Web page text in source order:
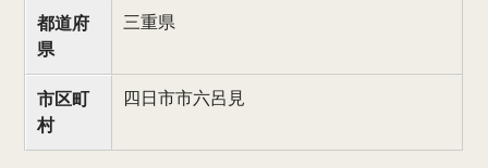
都道府
県
三重県
市区町
村
四日市市六呂見